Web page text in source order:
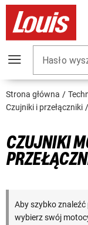
Hasło
Strona główna
Czujniki i przełączniki
CZUJNIKI
Aby szybko
wybierz swój